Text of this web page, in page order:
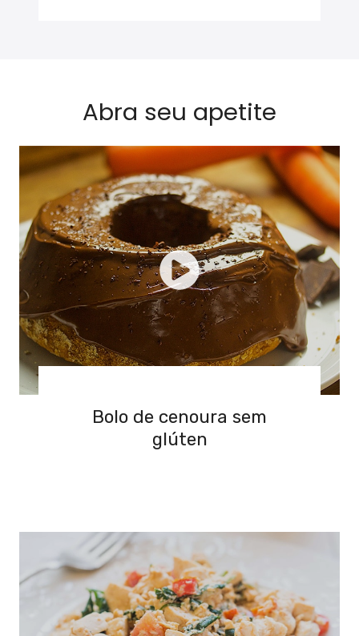
Abra seu apetite
Bolo de cenoura sem
glúten